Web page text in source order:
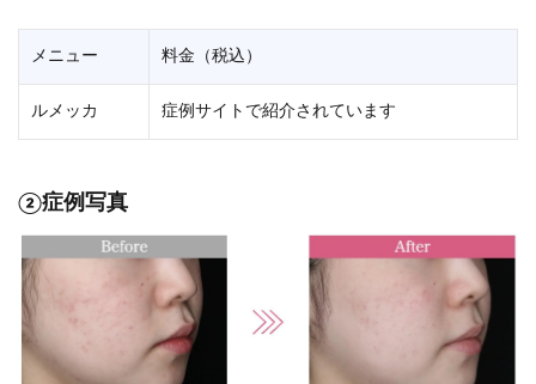
メニュー 料金（税込）
ルメッカ 症例サイトで紹介されています
②症例写真